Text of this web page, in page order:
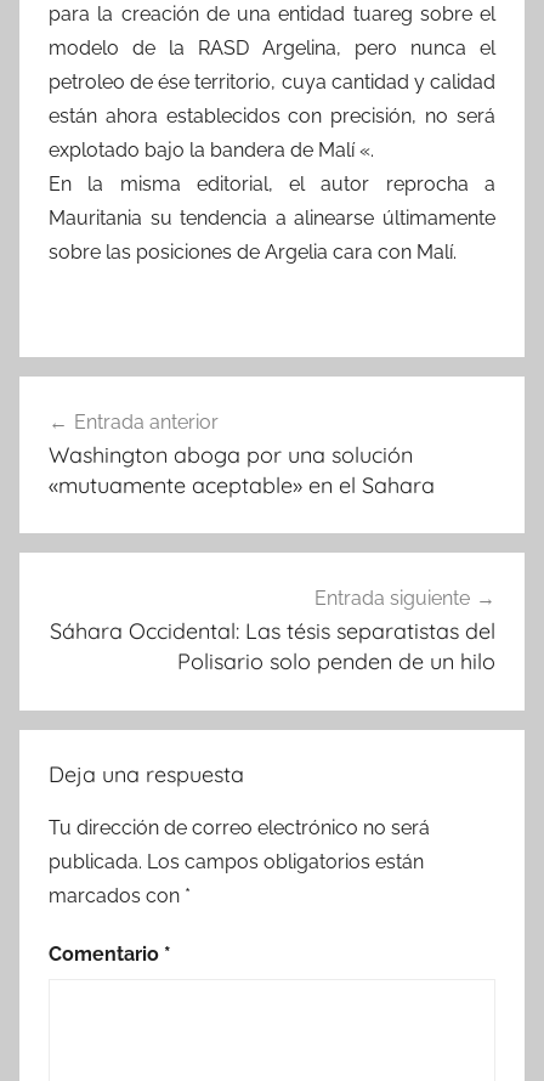
para la creación de una entidad tuareg sobre el
modelo de la RASD Argelina, pero nunca el
petroleo de ése territorio, cuya cantidad y calidad
están ahora establecidos con precisión, no será
explotado bajo la bandera de Malí «.
En la misma editorial, el autor reprocha a
Mauritania su tendencia a alinearse últimamente
sobre las posiciones de Argelia cara con Malí.
de
entradas
Entrada anterior
Washington aboga por una solución
«mutuamente aceptable» en el Sahara
Entrada siguiente
Sáhara Occidental: Las tésis separatistas del
Polisario solo penden de un hilo
Deja una respuesta
Tu dirección de correo electrónico no será
publicada. Los campos obligatorios están
marcados con *
Comentario *